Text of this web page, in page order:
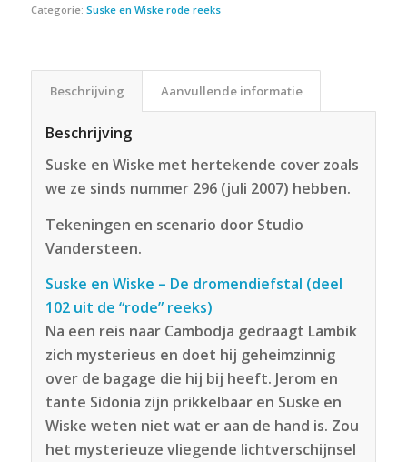
Categorie: Suske en Wiske rode reeks
Beschrijving Aanvullende informatie
Beschrijving
Suske en Wiske met hertekende cover zoals
we ze sinds nummer 296 (juli 2007) hebben.
Tekeningen en scenario door Studio
Vandersteen.
Suske en Wiske – De dromendiefstal (deel
102 uit de “rode” reeks)
Na een reis naar Cambodja gedraagt Lambik
zich mysterieus en doet hij geheimzinnig
over de bagage die hij bij heeft. Jerom en
tante Sidonia zijn prikkelbaar en Suske en
Wiske weten niet wat er aan de hand is. Zou
het mysterieuze vliegende lichtverschijnsel